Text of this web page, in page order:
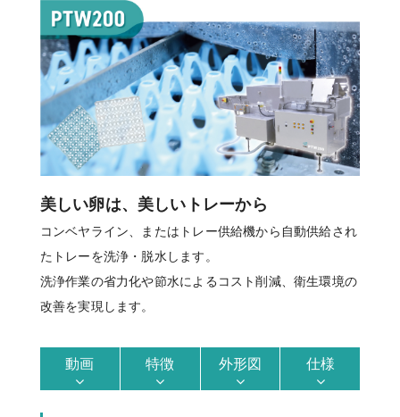
美しい卵は、美しいトレーから
コンベヤライン、またはトレー供給機から自動供給され
たトレーを洗浄・脱水します。
洗浄作業の省力化や節水によるコスト削減、衛生環境の
改善を実現します。
動画 特徴 外形図 仕様